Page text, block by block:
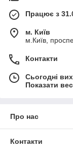
Працює з
м. Київ
м.Київ,
Контакти
Сьогодні
Показати
Про нас
Контакти